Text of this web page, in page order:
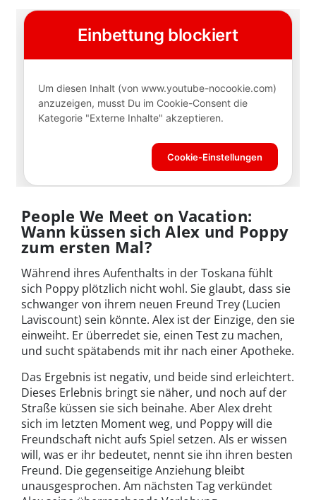
People We Meet on Vacation:
Wann küssen sich Alex und Poppy
zum ersten Mal?
Während ihres Aufenthalts in der Toskana fühlt
sich Poppy plötzlich nicht wohl. Sie glaubt, dass sie
schwanger von ihrem neuen Freund Trey (Lucien
Laviscount) sein könnte. Alex ist der Einzige, den sie
einweiht. Er überredet sie, einen Test zu machen,
und sucht spätabends mit ihr nach einer Apotheke.
Das Ergebnis ist negativ, und beide sind erleichtert.
Dieses Erlebnis bringt sie näher, und noch auf der
Straße küssen sie sich beinahe. Aber Alex dreht
sich im letzten Moment weg, und Poppy will die
Freundschaft nicht aufs Spiel setzen. Als er wissen
will, was er ihr bedeutet, nennt sie ihn ihren besten
Freund. Die gegenseitige Anziehung bleibt
unausgesprochen. Am nächsten Tag verkündet